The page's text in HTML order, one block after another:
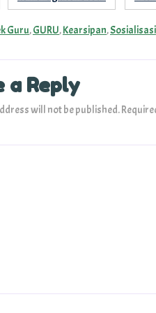
Guru,GURU,Kearsipan,Sosialisasi
a Reply
will not be published.